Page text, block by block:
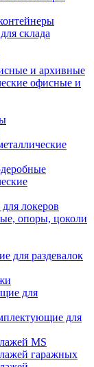
склада
и архивные
офисные и
локеров
опоры, цоколи
для раздевалок
для
для
MS
гаражных